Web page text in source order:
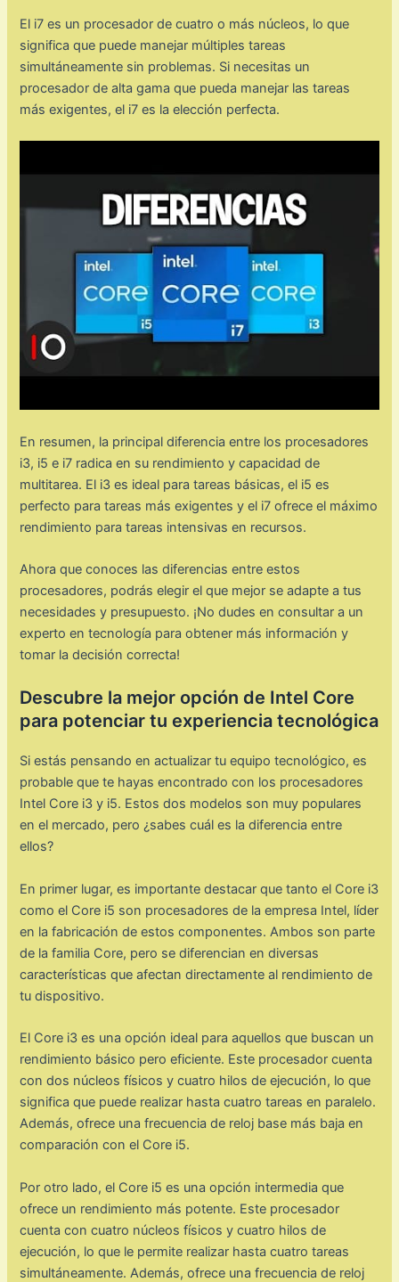
El i7 es un procesador de cuatro o más núcleos, lo que
significa que puede manejar múltiples tareas
simultáneamente sin problemas. Si necesitas un
procesador de alta gama que pueda manejar las tareas
más exigentes, el i7 es la elección perfecta.
En resumen, la principal diferencia entre los procesadores
i3, i5 e i7 radica en su rendimiento y capacidad de
multitarea. El i3 es ideal para tareas básicas, el i5 es
perfecto para tareas más exigentes y el i7 ofrece el máximo
rendimiento para tareas intensivas en recursos.
Ahora que conoces las diferencias entre estos
procesadores, podrás elegir el que mejor se adapte a tus
necesidades y presupuesto. ¡No dudes en consultar a un
experto en tecnología para obtener más información y
tomar la decisión correcta!
Descubre la mejor opción de Intel Core
para potenciar tu experiencia tecnológica
Si estás pensando en actualizar tu equipo tecnológico, es
probable que te hayas encontrado con los procesadores
Intel Core i3 y i5. Estos dos modelos son muy populares
en el mercado, pero ¿sabes cuál es la diferencia entre
ellos?
En primer lugar, es importante destacar que tanto el Core i3
como el Core i5 son procesadores de la empresa Intel, líder
en la fabricación de estos componentes. Ambos son parte
de la familia Core, pero se diferencian en diversas
características que afectan directamente al rendimiento de
tu dispositivo.
El Core i3 es una opción ideal para aquellos que buscan un
rendimiento básico pero eficiente. Este procesador cuenta
con dos núcleos físicos y cuatro hilos de ejecución, lo que
significa que puede realizar hasta cuatro tareas en paralelo.
Además, ofrece una frecuencia de reloj base más baja en
comparación con el Core i5.
Por otro lado, el Core i5 es una opción intermedia que
ofrece un rendimiento más potente. Este procesador
cuenta con cuatro núcleos físicos y cuatro hilos de
ejecución, lo que le permite realizar hasta cuatro tareas
simultáneamente. Además, ofrece una frecuencia de reloj